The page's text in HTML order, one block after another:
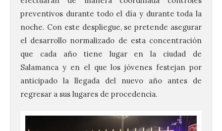
preventivos durante todo el día y durante toda la
noche. Con este despliegue, se pretende asegurar
el desarrollo normalizado de esta concentración
que cada año tiene lugar en la ciudad de
Salamanca y en el que los jóvenes festejan por
anticipado la llegada del nuevo año antes de
regresar a sus lugares de procedencia.